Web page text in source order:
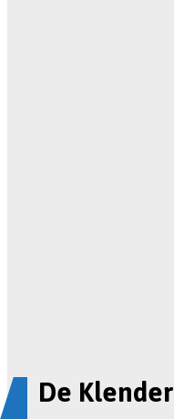
De Klender